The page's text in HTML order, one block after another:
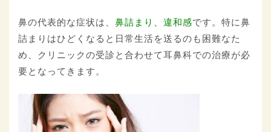
鼻の代表的な症状は、 鼻詰まり、違和感です。特に鼻
詰まりはひどくなると日常生活を送るのも困難なた
め、クリニックの受診と合わせて耳鼻科での治療が必
要となってきます。